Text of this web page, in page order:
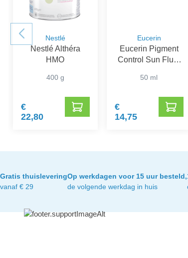
Nestlé
Nestlé Althéra
HMO
400 g
€
22,80
Eucerin
Eucerin Pigment
Control Sun Fluid
50 ml
€
14,75
Gratis thuislevering
vanaf € 29
Op werkdagen voor 15 uur besteld,
de volgende werkdag in huis